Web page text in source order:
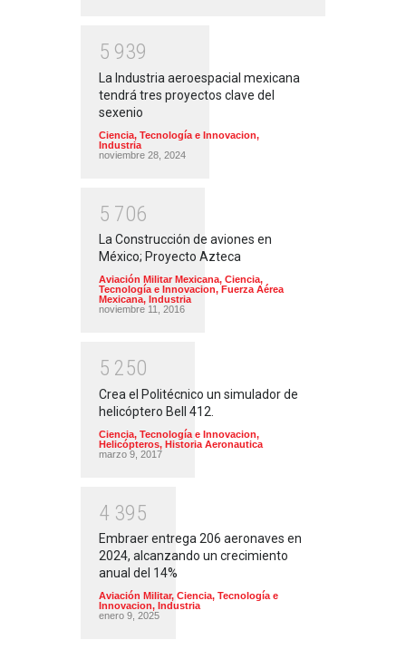
5 939
La Industria aeroespacial mexicana
tendrá tres proyectos clave del
sexenio
Ciencia, Tecnología e Innovacion,
Industria
noviembre 28, 2024
5 706
La Construcción de aviones en
México; Proyecto Azteca
Aviación Militar Mexicana, Ciencia,
Tecnología e Innovacion, Fuerza Aérea
Mexicana, Industria
noviembre 11, 2016
5 250
Crea el Politécnico un simulador de
helicóptero Bell 412.
Ciencia, Tecnología e Innovacion,
Helicópteros, Historia Aeronautica
marzo 9, 2017
4 395
Embraer entrega 206 aeronaves en
2024, alcanzando un crecimiento
anual del 14%
Aviación Militar, Ciencia, Tecnología e
Innovacion, Industria
enero 9, 2025